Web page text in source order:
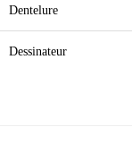
Dentelure
Dessinateur